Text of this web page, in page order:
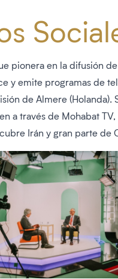
pionera en la difusión
y emite programas de
de Almere
a través de Mohabat
Irán y gran parte de